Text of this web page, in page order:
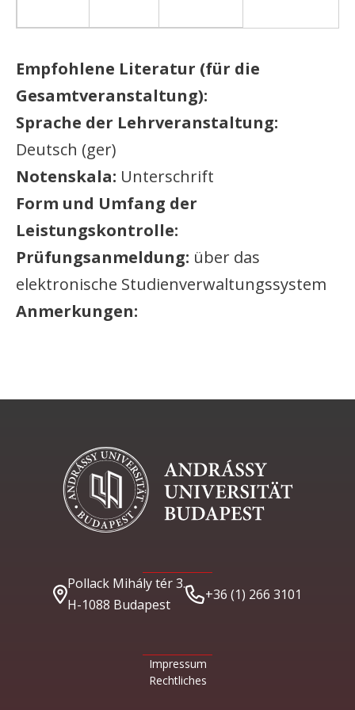
Empfohlene Literatur (für die
Gesamtveranstaltung):
Sprache der Lehrveranstaltung:
Deutsch (ger)
Notenskala: Unterschrift
Form und Umfang der
Leistungskontrolle:
Prüfungsanmeldung: über das
elektronische Studienverwaltungssystem
Anmerkungen:
Pollack Mihály tér 3.
H-1088 Budapest
+36 (1) 266 3101
Impressum
Rechtliches